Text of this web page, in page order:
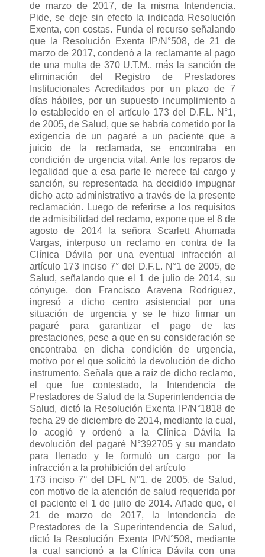
de marzo de 2017, de la misma Intendencia.
Pide, se deje sin efecto la indicada Resolución
Exenta, con costas. Funda el recurso señalando
que la Resolución Exenta IP/N°508, de 21 de
marzo de 2017, condenó a la reclamante al pago
de una multa de 370 U.T.M., más la sanción de
eliminación del Registro de Prestadores
Institucionales Acreditados por un plazo de 7
días hábiles, por un supuesto incumplimiento a
lo establecido en el artículo 173 del D.F.L. N°1,
de 2005, de Salud, que se habría cometido por la
exigencia de un pagaré a un paciente que a
juicio de la reclamada, se encontraba en
condición de urgencia vital. Ante los reparos de
legalidad que a esa parte le merece tal cargo y
sanción, su representada ha decidido impugnar
dicho acto administrativo a través de la presente
reclamación. Luego de referirse a los requisitos
de admisibilidad del reclamo, expone que el 8 de
agosto de 2014 la señora Scarlett Ahumada
Vargas, interpuso un reclamo en contra de la
Clínica Dávila por una eventual infracción al
artículo 173 inciso 7° del D.F.L. N°1 de 2005, de
Salud, señalando que el 1 de julio de 2014, su
cónyuge, don Francisco Aravena Rodríguez,
ingresó a dicho centro asistencial por una
situación de urgencia y se le hizo firmar un
pagaré para garantizar el pago de las
prestaciones, pese a que en su consideración se
encontraba en dicha condición de urgencia,
motivo por el que solicitó la devolución de dicho
instrumento. Señala que a raíz de dicho reclamo,
el que fue contestado, la Intendencia de
Prestadores de Salud de la Superintendencia de
Salud, dictó la Resolución Exenta IP/N°1818 de
fecha 29 de diciembre de 2014, mediante la cual,
lo acogió y ordenó a la Clínica Dávila la
devolución del pagaré N°392705 y su mandato
para llenado y le formuló un cargo por la
infracción a la prohibición del artículo
173 inciso 7° del DFL N°1, de 2005, de Salud,
con motivo de la atención de salud requerida por
el paciente el 1 de julio de 2014. Añade que, el
21 de marzo de 2017, la Intendencia de
Prestadores de la Superintendencia de Salud,
dictó la Resolución Exenta IP/N°508, mediante
la cual sancionó a la Clínica Dávila con una